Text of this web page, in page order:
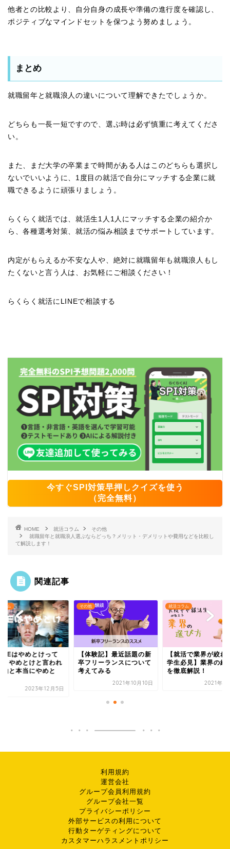
他者との比較より、自分自身の成長や準備の進行度を確認し、
ポジティブなマインドセットを保つよう努めましょう。
まとめ
就職留年と就職浪人の違いについて理解できたでしょうか。
どちらも一長一短ですので、選ぶ時は必ず慎重に考えてくださ
い。
また、まだ大学の卒業まで時間がある人はこのどちらも選択し
ないでいいように、1度目の就活で自分にマッチする企業に就
職できるように頑張りましょう。
らくらく就活では、就活生1人1人にマッチする企業の紹介か
ら、各種選考対策、就活の悩み相談までサポートしています。
内定がもらえるか不安な人や、絶対に就職留年も就職浪人もし
たくないと言う人は、お気軽にご相談ください！
らくらく就活にLINEで相談する
今すぐSPI対策早押しクイズを使う
（完全無料）
HOME 就活コラム
その他
就職留年と就職浪人選ぶならどっち？メリット・デメリットや費用などを比較し
て解説します！
関連記事
ラム
SEはやめとけって
？やめとけと言われ
由と本当にやめと
2023年12月5日
その他
【体験記】最近話題の新
卒フリーランスについて
考えてみる
2021年10月10日
就活コラム
【就活で業界が絞れ
学生必見】業界の絞
を徹底解説！
2021年11
利用規約
運営会社
グループ会員利用規約
グループ会社一覧
プライバシーポリシー
外部サービスの利用について
行動ターゲティングについて
カスタマーハラスメントポリシー